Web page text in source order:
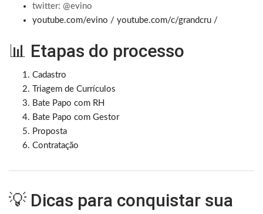
twitter: @evino
youtube.com/evino / youtube.com/c/grandcru /
📊 Etapas do processo
Cadastro
Triagem de Currículos
Bate Papo com RH
Bate Papo com Gestor
Proposta
Contratação
💡 Dicas para conquistar sua